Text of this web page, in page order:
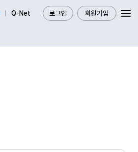
로그인 회원가입
Q-Net